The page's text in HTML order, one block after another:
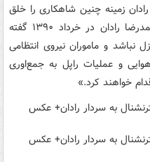
زمینه چنین شاهکاری را خلق
کرده بود+ تصاویر» نوشت:«سردار محمدرضا رادان در خرداد ۱۳۹۰ گفته
و ماموران نیروی انتظامی
هوایی و عملیات راپل به جمع‌اوری
خواهند کرد.»